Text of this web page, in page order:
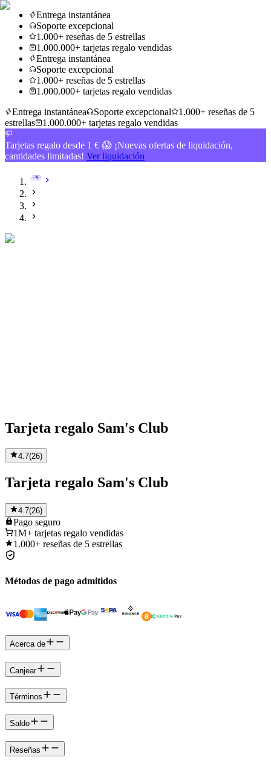
Entrega instantánea
Soporte excepcional
1.000+ reseñas de 5 estrellas
1.000.000+ tarjetas regalo vendidas
Entrega instantánea
Soporte excepcional
1.000+ reseñas de 5 estrellas
1.000.000+ tarjetas regalo vendidas
Entrega instantánea
Soporte excepcional
1.000+ reseñas de 5
estrellas
1.000.000+ tarjetas regalo vendidas
Tarjetas regalo desde 1 € 😱 ¡Nuevas ofertas de liquidación,
cantidades limitadas! Ver liquidación
Tarjeta regalo Sam's Club
4.7(26)
Tarjeta regalo Sam's Club
4.7(26)
Pago seguro
1M+ tarjetas regalo vendidas
1.000+ reseñas de 5 estrellas
Métodos de pago admitidos
Acerca de
Canjear
Términos
Saldo
Reseñas